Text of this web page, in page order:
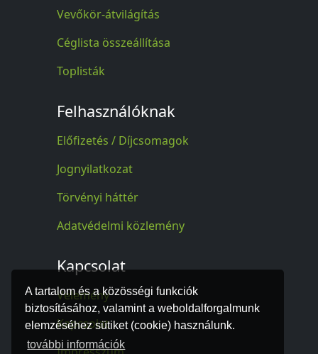
A tartalom és a közösségi funkciók
biztosításához, valamint a weboldalforgalmunk
elemzéséhez sütiket (cookie) használunk.
további információk
Vevőkör-átvilágítás
Céglista összeállítása
Toplisták
Felhasználóknak
Előfizetés / Díjcsomagok
Jognyilatkozat
Törvényi háttér
Adatvédelmi közlemény
Kapcsolat
Vélemény
Kapcsolat